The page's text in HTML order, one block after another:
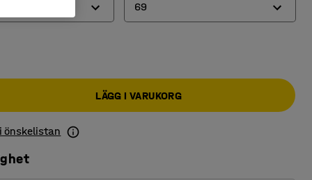
69
69
LÄGG I VARUKORG
önskelistan